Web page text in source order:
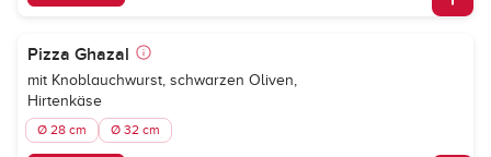
Pizza Ghazal
mit Knoblauchwurst, schwarzen Oliven,
Hirtenkäse
Ø 28 cm Ø 32 cm